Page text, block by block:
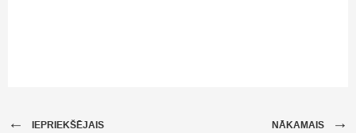
IEPRIEKŠĒJAIS
← NĀKAMAIS →